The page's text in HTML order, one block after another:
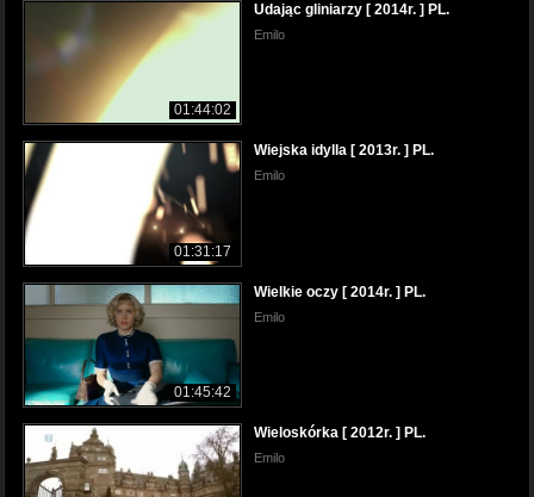
01:44:02
Udając gliniarzy [ 2014r. ] PL.
Emilo
01:31:17
Wiejska idylla [ 2013r. ] PL.
Emilo
01:45:42
Wielkie oczy [ 2014r. ] PL.
Emilo
Wieloskórka [ 2012r. ] PL.
Emilo